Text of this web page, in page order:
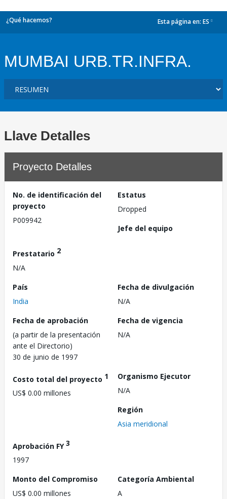
¿Qué hacemos? Esta página en: ES
MUMBAI URB.TR.INFRA.
Llave Detalles
Proyecto Detalles
No. de identificación del
proyecto
P009942
Estatus
Dropped
Jefe del equipo
Prestatario 2
N/A
País
India
Fecha de divulgación
N/A
Fecha de aprobación
(a partir de la presentación
ante el Directorio)
30 de junio de 1997
Fecha de vigencia
N/A
Costo total del proyecto 1
US$ 0.00 millones
Organismo Ejecutor
N/A
Región
Asia meridional
Aprobación FY3
1997
Monto del Compromiso
US$ 0.00 millones
Categoría Ambiental
A